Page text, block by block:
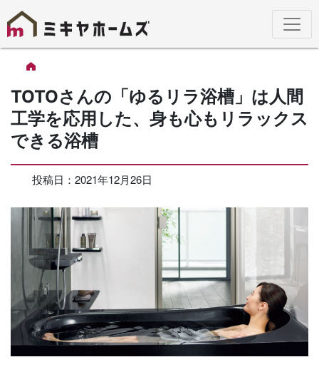
TOTOさんの「ゆるリラ浴槽」は人間
工学を応用した、身も心もリラックス
できる浴槽
投稿日：2021年12月26日